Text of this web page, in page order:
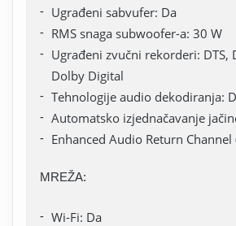
Ugrađeni sabvufer: Da
RMS snaga subwoofer-a: 30 W
Ugrađeni zvučni rekorderi: DTS,
Dolby Digital
Tehnologije audio dekodiranja:
Automatsko izjednačavanje
Enhanced Audio Return Channel
MREŽA:
Wi-Fi: Da